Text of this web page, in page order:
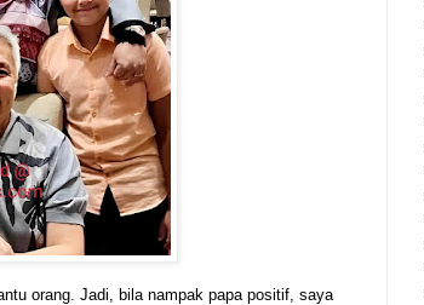
orang. Jadi, bila nampak papa positif, saya